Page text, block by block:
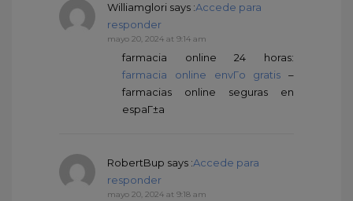
Williamglori says :Accede para
responder
mayo 20, 2024 at 9:14 am
farmacia online 24 horas:
farmacia online envГ­o gratis –
farmacias online seguras en
espaГ±a
RobertBup says :Accede para
responder
mayo 20, 2024 at 9:18 am